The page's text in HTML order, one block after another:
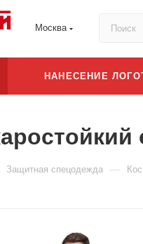
Москва
НАНЕСЕНИЕ
Защитная спецодежда —